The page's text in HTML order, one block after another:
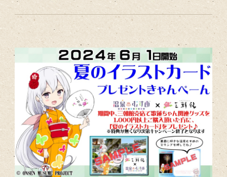
【2024.5.20 11:00～】